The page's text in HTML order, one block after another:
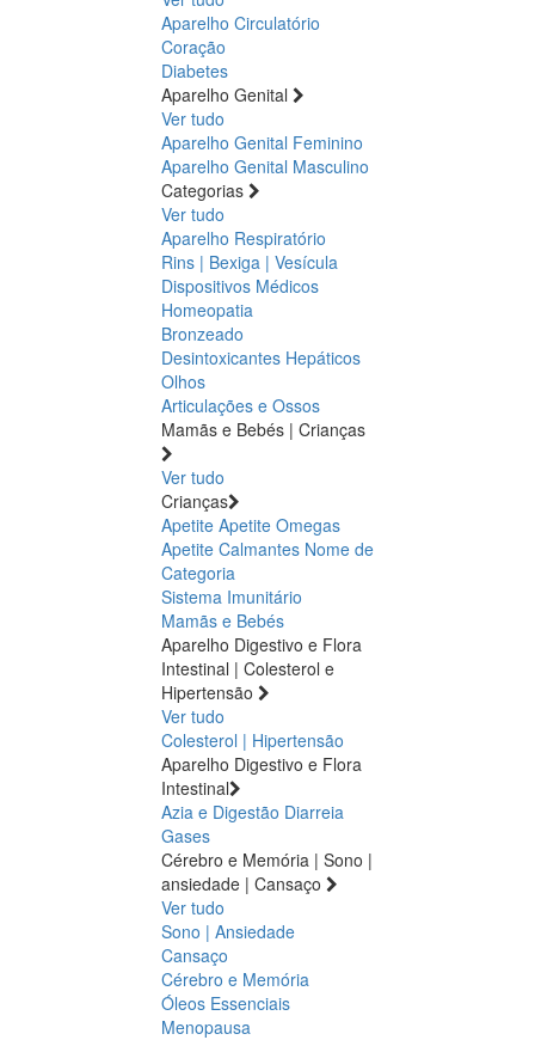
Aparelho Circulatório
Coração
Diabetes
Aparelho Genital
Ver tudo
Aparelho Genital Feminino
Aparelho Genital Masculino
Categorias
Ver tudo
Aparelho Respiratório
Rins | Bexiga | Vesícula
Dispositivos Médicos
Homeopatia
Bronzeado
Desintoxicantes Hepáticos
Olhos
Articulações e Ossos
Mamãs e Bebés | Crianças
Ver tudo
Crianças
Apetite Apetite Omegas
Apetite Calmantes Nome de
Categoria
Sistema Imunitário
Mamãs e Bebés
Aparelho Digestivo e Flora
Intestinal | Colesterol e
Hipertensão
Ver tudo
Colesterol | Hipertensão
Aparelho Digestivo e Flora
Intestinal
Azia e Digestão Diarreia
Gases
Cérebro e Memória | Sono |
ansiedade | Cansaço
Ver tudo
Sono | Ansiedade
Cansaço
Cérebro e Memória
Óleos Essenciais
Menopausa